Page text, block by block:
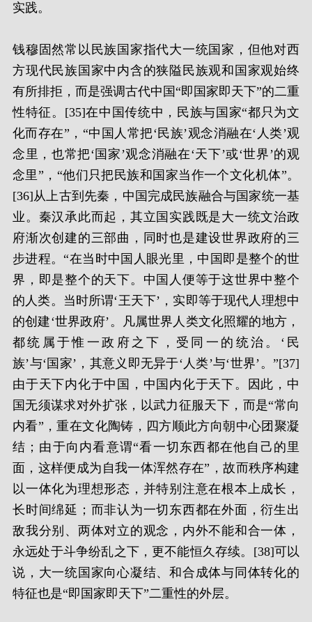
实践。
钱穆固然常以民族国家指代大一统国家，但他对西
方现代民族国家中内含的狭隘民族观和国家观始终
有所排拒，而是强调古代中国“即国家即天下”的二重
性特征。[35]在中国传统中，民族与国家“都只为文
化而存在”，“中国人常把‘民族’观念消融在‘人类’观
念里，也常把‘国家’观念消融在‘天下’或‘世界’的观
念里”，“他们只把民族和国家当作一个文化机体”。
[36]从上古到先秦，中国完成民族融合与国家统一基
业。秦汉承此而起，其立国实践既是大一统文治政
府渐次创建的三部曲，同时也是建设世界政府的三
步进程。“在当时中国人眼光里，中国即是整个的世
界，即是整个的天下。中国人便等于这世界中整个
的人类。当时所谓‘王天下’，实即等于现代人理想中
的创建‘世界政府’。凡属世界人类文化照耀的地方，
都统属于惟一政府之下，受同一的统治。‘民
族’与‘国家’，其意义即无异于‘人类’与‘世界’。”[37]
由于天下内化于中国，中国内化于天下。因此，中
国无须谋求对外扩张，以武力征服天下，而是“常向
内看”，重在文化陶铸，四方顺此方向朝中心团聚凝
结；由于向内看意谓“看一切东西都在他自己的里
面，这样便成为自我一体浑然存在”，故而秩序构建
以一体化为理想形态，并特别注意在根本上成长，
长时间绵延；而非认为一切东西都在外面，衍生出
敌我分别、两体对立的观念，内外不能和合一体，
永远处于斗争纷乱之下，更不能恒久存续。[38]可以
说，大一统国家向心凝结、和合成体与同体转化的
特征也是“即国家即天下”二重性的外层。